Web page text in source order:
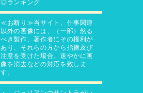
◎ランキング
≪お断り≫当サイト、仕事関連
以外の画像には、（一部）然る
べき製作、著作者にその権利が
あり、それらの方から指摘及び
注意を受けた場合、速やかに画
像を消去などの対応を致しま
す。